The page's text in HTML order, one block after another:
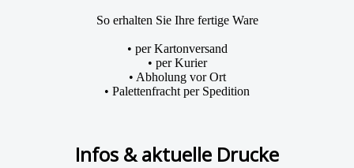
So erhalten Sie Ihre fertige Ware
• per Kartonversand
• per Kurier
• Abholung vor Ort
• Palettenfracht per Spedition
Infos & aktuelle Drucke